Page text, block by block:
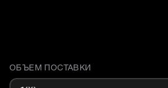
Доставка и объем поставки
ОБЪЕМ ПОСТАВКИ